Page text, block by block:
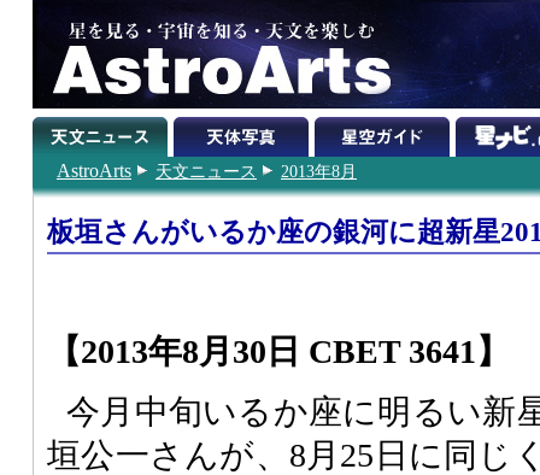
AstroArts 天文ニュース 2013年8月
板垣さんがいるか座の銀河に超新星
【2013年8月30日 CBET 3641】
今月中旬いるか座に明るい新
垣公一さんが、8月25日に同じ